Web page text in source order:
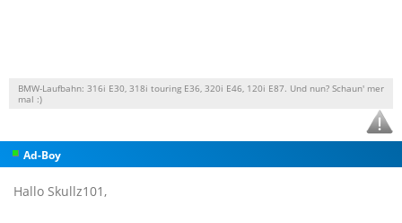
BMW-Laufbahn: 316i E30, 318i touring E36, 320i E46, 120i E87. Und nun? Schaun' mer
mal :)
Ad-Boy
Hallo Skullz101,